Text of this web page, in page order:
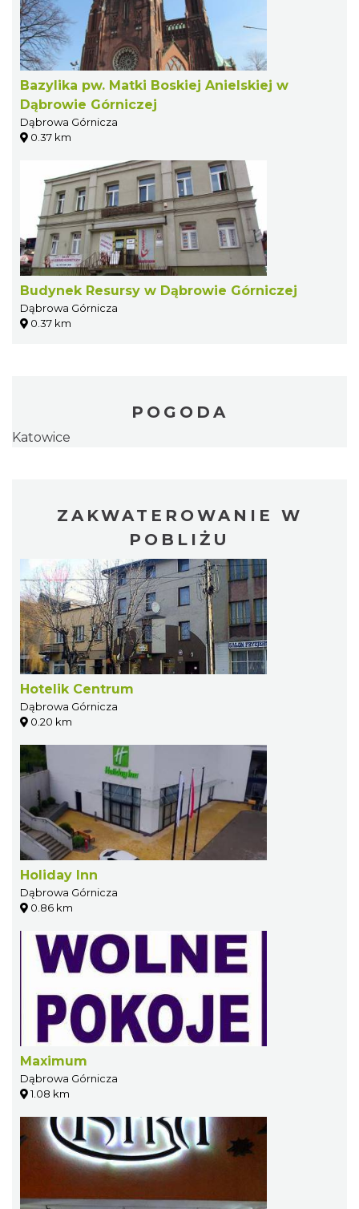
Bazylika pw. Matki Boskiej Anielskiej w
Dąbrowie Górniczej
Dąbrowa Górnicza
0.37 km
Budynek Resursy w Dąbrowie Górniczej
Dąbrowa Górnicza
0.37 km
POGODA
Katowice
ZAKWATEROWANIE W
POBLIŻU
Hotelik Centrum
Dąbrowa Górnicza
0.20 km
Holiday Inn
Dąbrowa Górnicza
0.86 km
Maximum
Dąbrowa Górnicza
1.08 km